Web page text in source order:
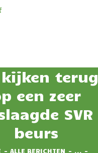
kijken terug
een zeer
SVR
beurs
ALLE BERICHTEN
...